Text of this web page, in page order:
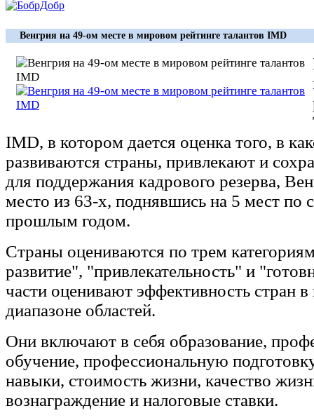
Венгрия на 49-ом месте в мировом рейтинге талантов IMD
IMD, в котором дается оценка того, в
развиваются страны, привлекают и
для поддержания кадрового резерва,
место из 63-х, поднявшись на 5 мест по
прошлым годом.
Страны оцениваются по трем
развитие", "привлекательность" и
части оценивают эффективность стран
диапазоне областей.
Они включают в себя образование,
обучение, профессиональную
навыки, стоимость жизни, качество
вознаграждение и налоговые ставки.